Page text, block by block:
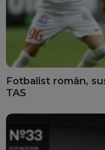
Fotbalist român,
TAS